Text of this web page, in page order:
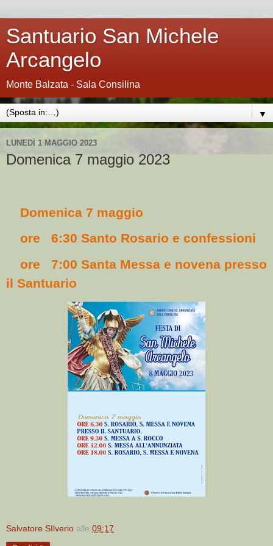
Santuario San Michele
Arcangelo
Monte Balzata - Sala Consilina
▼
LUNEDÌ 1 MAGGIO 2023
Domenica 7 maggio 2023
Domenica 7 maggio
ore
6:30 Santo Rosario e confessioni
ore
7:00 Santa Messa e novena presso
il Santuario
Salvatore SIlverio alle 09:17